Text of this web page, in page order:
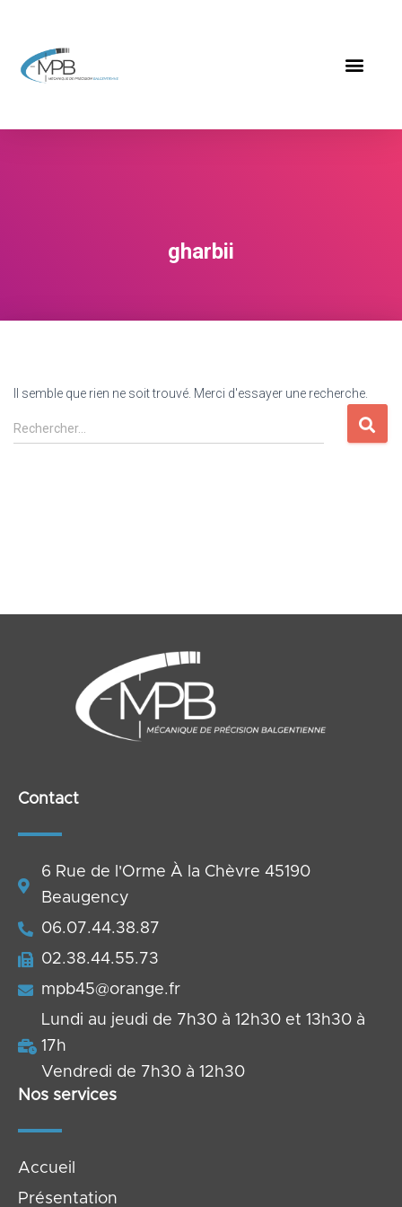
gharbii
Il semble que rien ne soit trouvé. Merci d'essayer une recherche.
Rechercher…
Contact
6 Rue de l'Orme À la Chèvre 45190
Beaugency
06.07.44.38.87
02.38.44.55.73
mpb45@orange.fr
Lundi au jeudi de 7h30 à 12h30 et 13h30 à
17h
Vendredi de 7h30 à 12h30
Nos services
Accueil
Présentation